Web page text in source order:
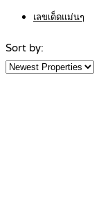
เลขเด็ดแม่นๆ
Sort by: